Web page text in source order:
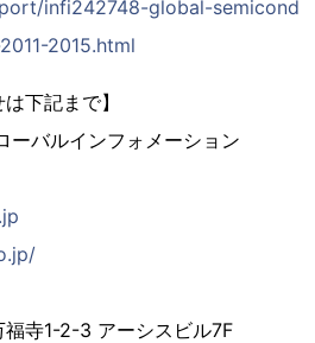
infi242748-global-semicond
2015.html
下記まで】
ーバルインフォメーション
寺1-2-3 アーシスビル7F